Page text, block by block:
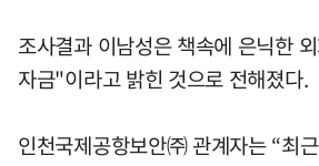
조사결과 이남성은 책속에 은닉한
자금"이라고 밝힌 것으로 전해졌다.
인천국제공항보안㈜ 관계자는 “최